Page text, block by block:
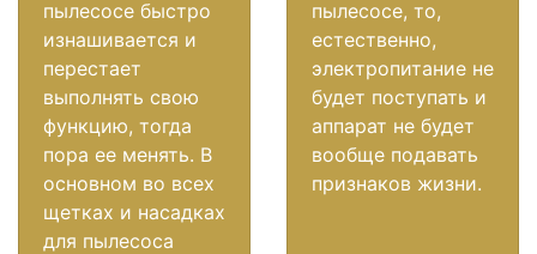
пылесосе быстро
изнашивается и
перестает
выполнять свою
функцию, тогда
пора ее менять. В
основном во всех
щетках и насадках
для пылесоса
пылесосе, то,
естественно,
электропитание не
будет поступать и
аппарат не будет
вообще подавать
признаков жизни.